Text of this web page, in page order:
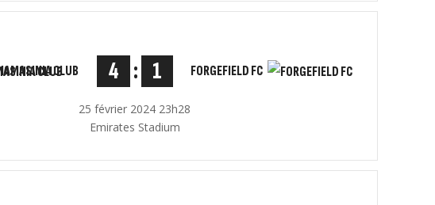
IAMASINIA CLUB 4 : 1 FORGEFIELD FC
25 février 2024 23h28
Emirates Stadium